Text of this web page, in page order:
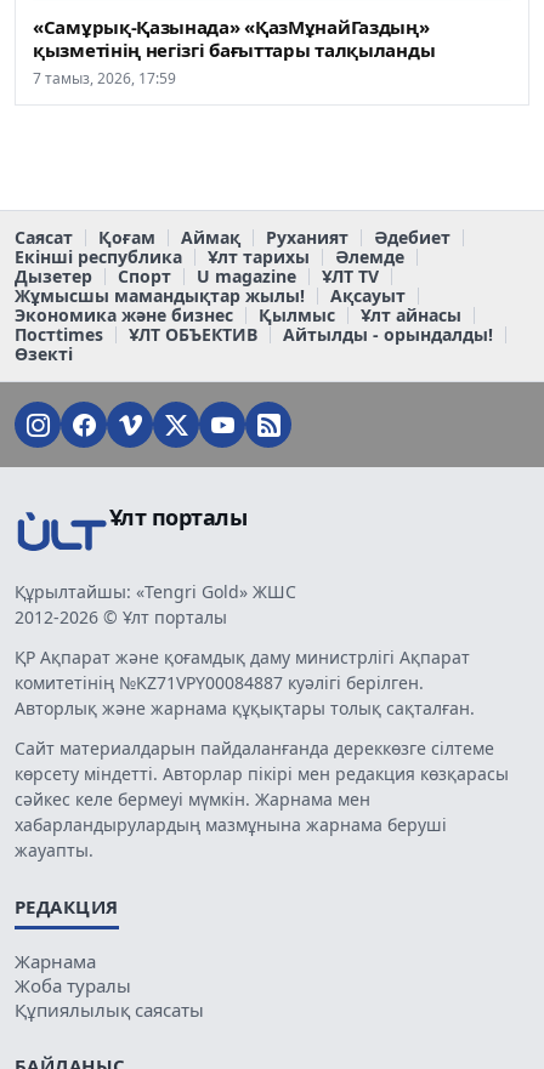
«Самұрық-Қазынада» «ҚазМұнайГаздың»
қызметінің негізгі бағыттары талқыланды
7 тамыз, 2026, 17:59
Саясат Қоғам Аймақ Руханият
Әдебиет
Екінші республика
Ұлт тарихы
Әлемде
Дызетер
Спорт U magazine
ҰЛТ TV
Жұмысшы мамандықтар жылы!
Ақсауыт
Экономика және бизнес
Қылмыс
Ұлт айнасы
Постtimes
ҰЛТ ОБЪЕКТИВ
Айтылды - орындалды!
Өзекті
Ұлт порталы
Құрылтайшы: «Tengri Gold» ЖШС
2012-2026 © Ұлт порталы
ҚР Ақпарат және қоғамдық даму министрлігі Ақпарат
комитетінің №KZ71VPY00084887 куәлігі берілген.
Авторлық және жарнама құқықтары толық сақталған.
Сайт материалдарын пайдаланғанда дереккөзге сілтеме
көрсету міндетті. Авторлар пікірі мен редакция көзқарасы
сәйкес келе бермеуі мүмкін. Жарнама мен
хабарландырулардың мазмұнына жарнама беруші
жауапты.
РЕДАКЦИЯ
Жарнама
Жоба туралы
Құпиялылық саясаты